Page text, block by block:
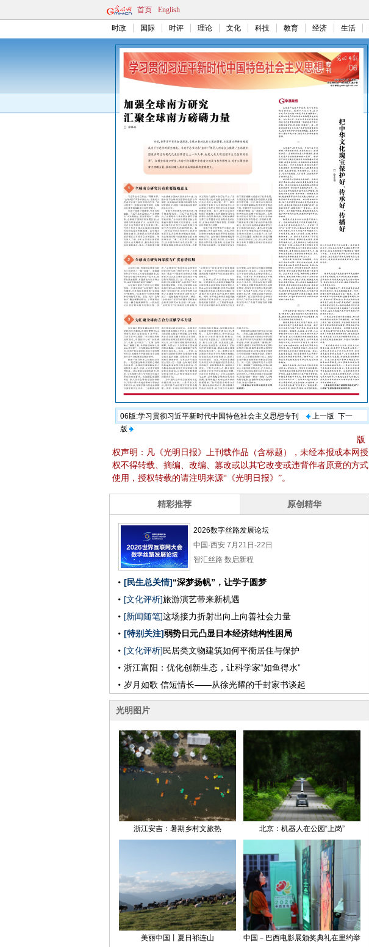
首页 English
时政 国际 时评 理论 文化 科技 教育 经济 生活
06版:学习贯彻习近平新时代中国特色社会主义思想专刊 上一版 下一
版
版
权声明：凡《光明日报》上刊载作品（含标题），未经本报或本网授
权不得转载、摘编、改编、篡改或以其它改变或违背作者原意的方式
使用，授权转载的请注明来源“《光明日报》”。